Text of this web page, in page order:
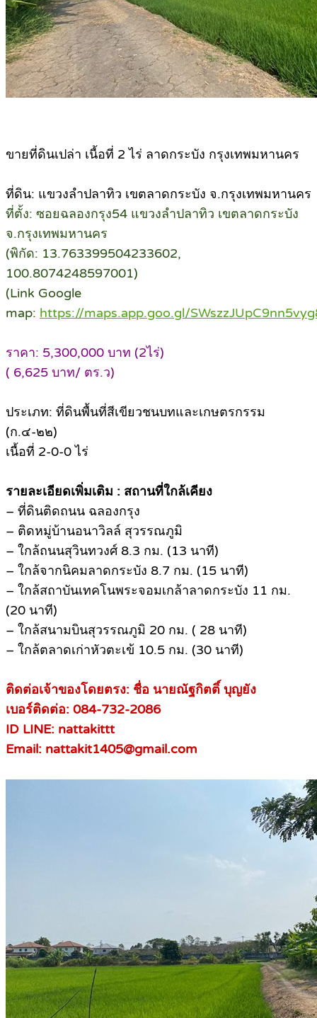
ขายที่ดินเปล่า เนื้อที่ 2 ไร่ ลาดกระบัง กรุงเทพมหานคร
ที่ดิน: แขวงลำปลาทิว เขตลาดกระบัง จ.กรุงเทพมหานคร
ที่ตั้ง: ซอยฉลองกรุง54 แขวงลำปลาทิว เขตลาดกระบัง
จ.กรุงเทพมหานคร
(พิกัด: 13.763399504233602,
100.8074248597001)
(Link Google
map: https://maps.app.goo.gl/
ราคา: 5,300,000 บาท (2ไร่)
( 6,625 บาท/ ตร.ว)
ประเภท: ที่ดินพื้นที่สีเขียวชนบทและเกษตรกรรม
(ก.๔-๒๒)
เนื้อที่ 2-0-0 ไร่
รายละเอียดเพิ่มเติม : สถานที่ใกล้เคียง
– ที่ดินติดถนน ฉลองกรุง
– ติดหมู่บ้านอนาวิลล์ สุวรรณภูมิ
– ใกล้ถนนสุวินทวงศ์ 8.3 กม. (13 นาที)
– ใกล้จากนิคมลาดกระบัง 8.7 กม. (15 นาที)
– ใกล้สถาบันเทคโนพระจอมเกล้าลาดกระบัง 11 กม.
(20 นาที)
– ใกล้สนามบินสุวรรณภูมิ 20 กม. ( 28 นาที)
– ใกล้ตลาดเก่าหัวตะเข้ 10.5 กม. (30 นาที)
ติดต่อเจ้าของโดยตรง: ชื่อ นายณัฐกิตติ์ บุญยัง
เบอร์ติดต่อ: 084-732-2086
ID LINE: nattakittt
Email: nattakit1405@gmail.com